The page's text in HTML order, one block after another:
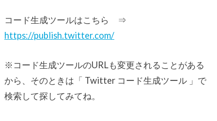
コード生成ツールはこちら ⇒
https://publish.twitter.com/
※コード生成ツールのURLも変更されることがある
から、そのときは「 Twitter コード生成ツール 」で
検索して探してみてね。